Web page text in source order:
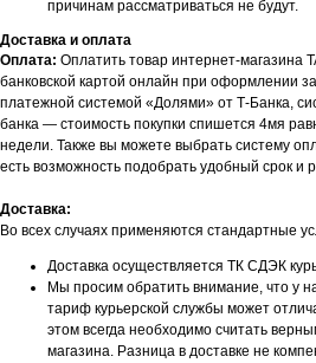
причинам рассматриваться не будут.
Доставка и оплата
Оплата: Оплатить товар интернет-магазина
банковской картой онлайн при оформлении
платежной системой «Долями» от Т-Банка,
банка — стоимость покупки спишется 4мя
недели. Также вы можете выбрать систему
есть возможность подобрать удобный срок и
Доставка:
Во всех случаях применяются стандартные
Доставка осуществляется ТК СДЭК
Мы просим обратить внимание, что у
тариф курьерской службы может
этом всегда необходимо считать
магазина. Разница в доставке не